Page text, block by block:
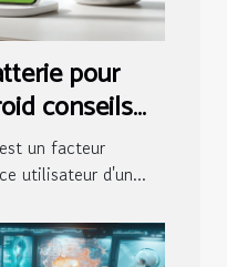
pour
conseils
de vie de
un facteur
utilisateur d'un...